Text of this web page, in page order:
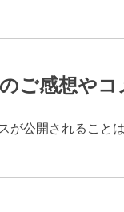
ご感想や
が公開されること